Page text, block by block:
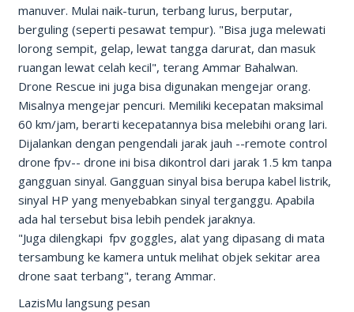
manuver. Mulai naik-turun, terbang lurus, berputar,
berguling (seperti pesawat tempur). "Bisa juga melewati
lorong sempit, gelap, lewat tangga darurat, dan masuk
ruangan lewat celah kecil", terang Ammar Bahalwan.
Drone Rescue ini juga bisa digunakan mengejar orang.
Misalnya mengejar pencuri. Memiliki kecepatan maksimal
60 km/jam, berarti kecepatannya bisa melebihi orang lari.
Dijalankan dengan pengendali jarak jauh --remote control
drone fpv-- drone ini bisa dikontrol dari jarak 1.5 km tanpa
gangguan sinyal. Gangguan sinyal bisa berupa kabel listrik,
sinyal HP yang menyebabkan sinyal terganggu. Apabila
ada hal tersebut bisa lebih pendek jaraknya.
"Juga dilengkapi fpv goggles, alat yang dipasang di mata
tersambung ke kamera untuk melihat objek sekitar area
drone saat terbang", terang Ammar.
LazisMu langsung pesan